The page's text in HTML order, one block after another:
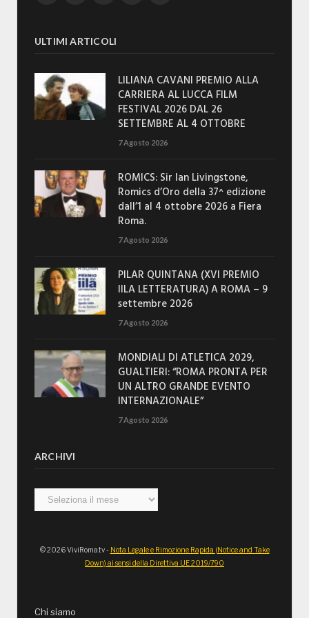
ULTIMI ARTICOLI
LILIANA CAVANI PREMIO ALLA
CARRIERA AL LUCCA FILM
FESTIVAL 2026 DAL 26
SETTEMBRE AL 4 OTTOBRE
7 Agosto 2026
ROMICS: Sir Ian Livingstone,
Romics d’Oro della 37^ edizione
dall’1 al 4 ottobre 2026 a Fiera
Roma.
7 Agosto 2026
PILAR QUINTANA (XVI PREMIO
IILA LETTERATURA) A ROMA – 9
settembre 2026
7 Agosto 2026
MONDIALI DI ATLETICA 2029,
GUALTIERI: “ROMA PRONTA PER
UN ALTRO GRANDE EVENTO
INTERNAZIONALE”
7 Agosto 2026
ARCHIVI
Archivi
© 2026 ViviRoma.tv - Nota Legale e Rimozione Rapida (Notice and Take
Down) ai sensi della Direttiva UE 2019/790
Chi siamo